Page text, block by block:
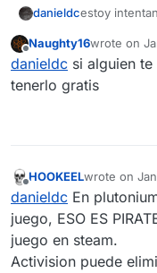
danieldcestoy
no tengo la
gratis ayuda
Offline
Naughty16wrote on
last edited
danieldc si alguien
tenerlo gratis
Offline
HOOKEELwrote on
last edited
danieldc En
juego, ESO ES
juego en steam.
Activision puede